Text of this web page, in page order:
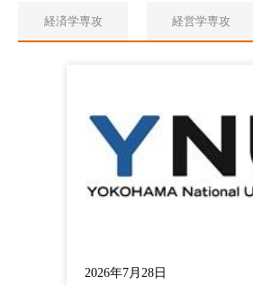
経済学専攻 経営学専攻
2026年7月28日